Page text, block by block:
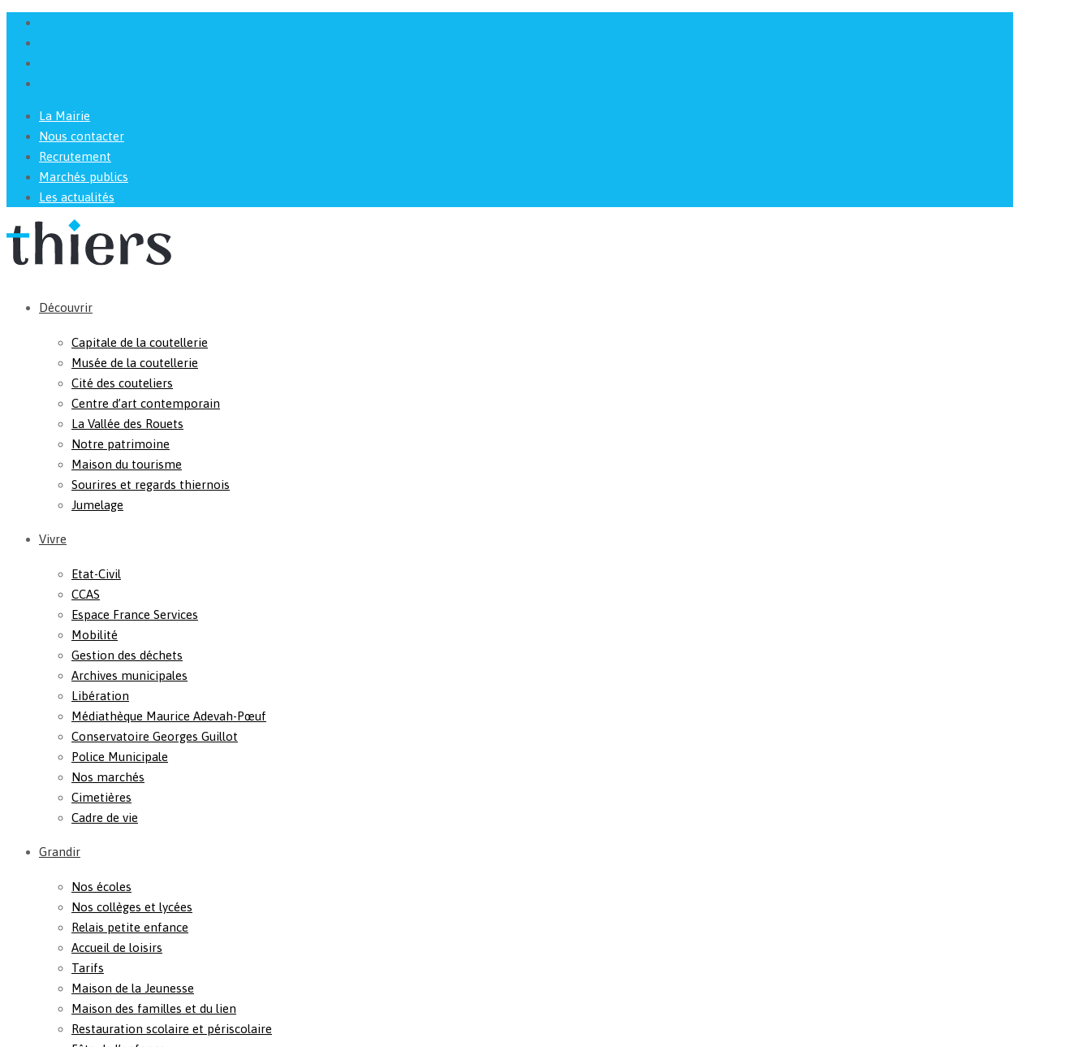
La Mairie
Nous contacter
Recrutement
Marchés publics
Les actualités
Découvrir
Capitale de la coutellerie
Musée de la coutellerie
Cité des couteliers
Centre d’art contemporain
La Vallée des Rouets
Notre patrimoine
Maison du tourisme
Sourires et regards thiernois
Jumelage
Vivre
Etat-Civil
CCAS
Espace France Services
Mobilité
Gestion des déchets
Archives municipales
Libération
Médiathèque Maurice Adevah-Pœuf
Conservatoire Georges Guillot
Police Municipale
Nos marchés
Cimetières
Cadre de vie
Grandir
Nos écoles
Nos collèges et lycées
Relais petite enfance
Accueil de loisirs
Tarifs
Maison de la Jeunesse
Maison des familles et du lien
Restauration scolaire et périscolaire